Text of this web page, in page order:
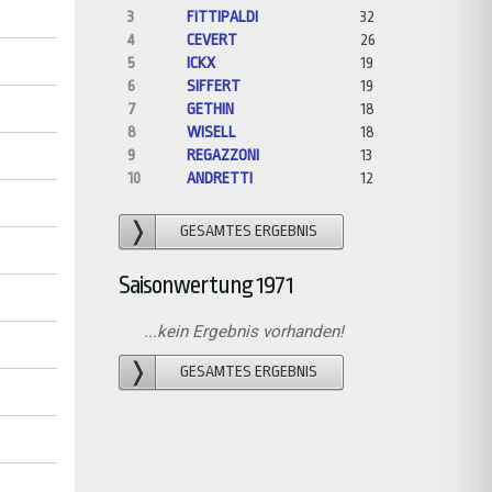
3
FITTIPALDI
32
4
CEVERT
26
5
ICKX
19
6
SIFFERT
19
7
GETHIN
18
8
WISELL
18
9
REGAZZONI
13
10
ANDRETTI 12
GESAMTES ERGEBNIS
Saisonwertung 1971
...kein Ergebnis vorhanden!
GESAMTES ERGEBNIS